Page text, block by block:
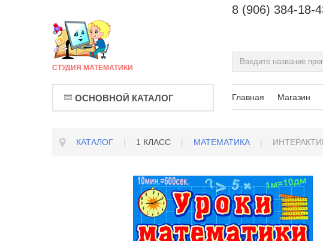
СТУДИЯ МАТЕМАТИКИ
8 (906) 384-18-
ОСНОВНОЙ КАТАЛОГ Главная Магазин
КАТАЛОГ | 1 КЛАСС | МАТЕМАТИКА |